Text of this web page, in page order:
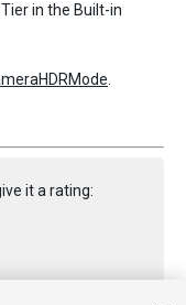
in the Built-in
it a rating: